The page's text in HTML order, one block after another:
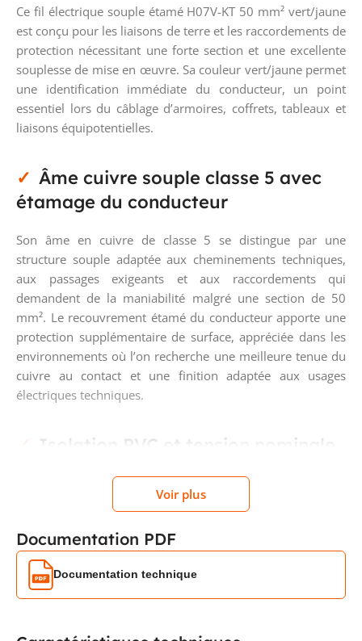
Ce fil électrique souple étamé H07V-KT 50 mm² vert/jaune
est conçu pour les liaisons de terre et les raccordements de
protection nécessitant une forte section et une excellente
souplesse de mise en œuvre. Sa couleur vert/jaune permet
une identification immédiate du conducteur, un point
essentiel lors du câblage d’armoires, coffrets, tableaux et
liaisons équipotentielles.
Âme cuivre souple classe 5 avec
étamage du conducteur
Son âme en cuivre de classe 5 se distingue par une
structure souple adaptée aux cheminements techniques,
aux passages exigeants et aux raccordements qui
demandent de la maniabilité malgré une section de 50
mm². Le recouvrement étamé du conducteur apporte une
protection supplémentaire de surface, appréciée dans les
environnements où l’on recherche une meilleure tenue du
cuivre au contact et une finition adaptée aux usages
électriques techniques.
Isolation PVC et tension nominale
Ce câble H07V-KT est doté d’une isolation en PVC et
Cette configuration le destine aux installations intérieures
et aux équipements électriques où un fil souple unipolaire
de forte section est nécessaire. Il convient particulièrement
lorsque l’on souhaite combiner repérage clair, facilité de
Voir plus
Documentation PDF
Documentation technique